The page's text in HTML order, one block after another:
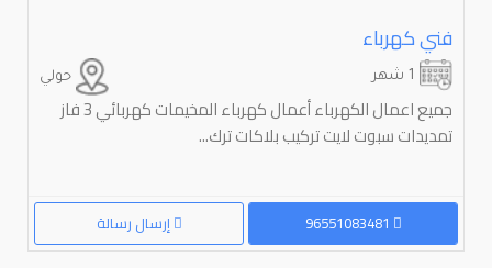
فني كهرباء
حولي
جميع اعمال الكهرباء أعمال كهرباء المخيمات كهربائي 3 فاز
تمديدات سبوت لايت تركيب بلاكات ترك...
إرسال رسالة